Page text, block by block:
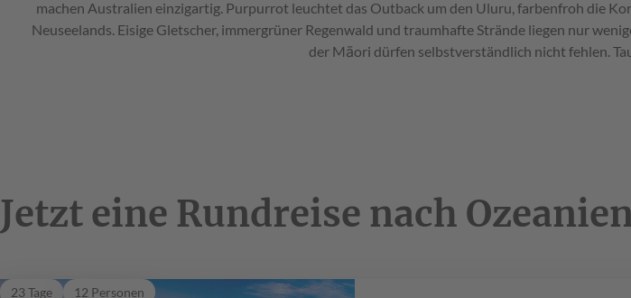
machen Australien einzigartig. Purpurrot leuchtet das Outback um den Uluru, farbenfroh die
Neuseelands. Eisige Gletscher, immergrüner Regenwald und traumhafte Strände liegen nur
der Māori dürfen selbstverständlich nicht fehlen.
Jetzt eine Rundreise nach
23 Tage 12 Personen
Traumzeit